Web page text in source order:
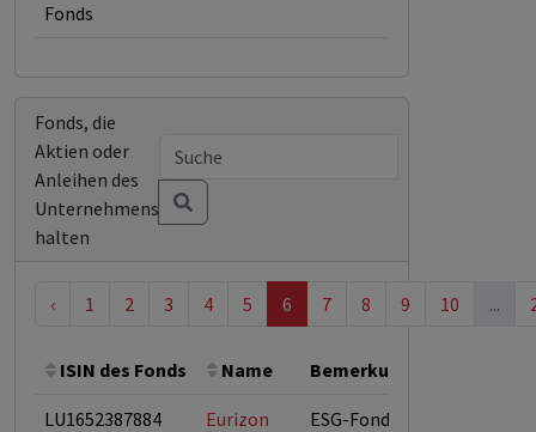
Fonds
Fonds, die
Aktien oder
Anleihen des
Unternehmens
halten
‹ 1 2 3 4 5 6 7 8 9 10 ...
ISIN des Fonds Name Bemerkung
LU1652387884
Eurizon
ESG-Fonds